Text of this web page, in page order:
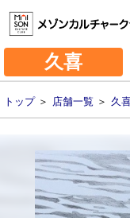
久喜
トップ＞ 店舗一覧 ＞ 久